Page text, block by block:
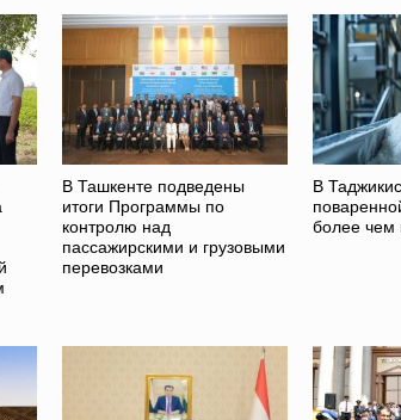
В Ташкенте подведены
итоги Программы по
контролю над
пассажирскими и грузовыми
перевозками
В
более чем